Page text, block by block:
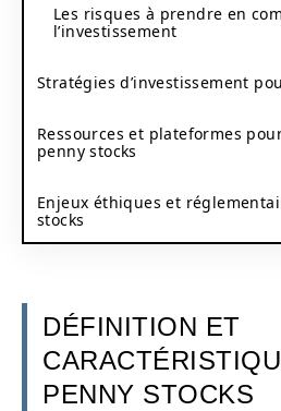
Les risques à prendre en
l’investissement
Stratégies d’investissement
Ressources et plateformes
penny stocks
Enjeux éthiques et
stocks
DÉFINITION ET
PENNY STOCKS